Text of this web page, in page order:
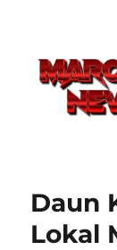
Daun
Lokal